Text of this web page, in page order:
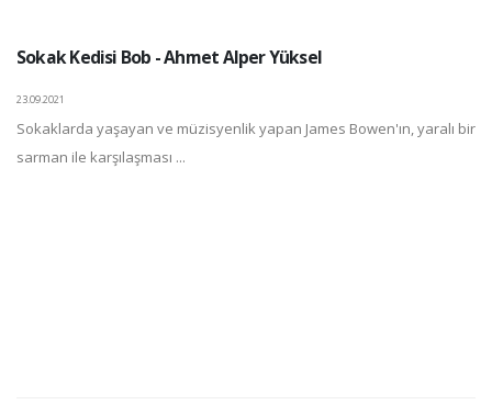
Sokak Kedisi Bob - Ahmet Alper Yüksel
23.09.2021
Sokaklarda yaşayan ve müzisyenlik yapan James Bowen'ın, yaralı bir
sarman ile karşılaşması ...